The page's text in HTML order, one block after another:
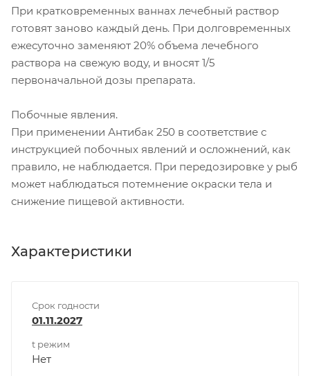
При кратковременных ваннах лечебный раствор
готовят заново каждый день. При долговременных
ежесуточно заменяют 20% объема лечебного
раствора на свежую воду, и вносят 1/5
первоначальной дозы препарата.
Побочные явления.
При применении Антибак 250 в соответствие с
инструкцией побочных явлений и осложнений, как
правило, не наблюдается. При передозировке у рыб
может наблюдаться потемнение окраски тела и
снижение пищевой активности.
Характеристики
Срок годности
01.11.2027
t режим
Нет